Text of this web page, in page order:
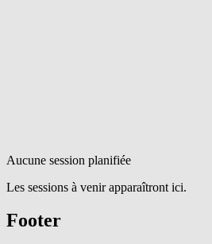
Aucune session planifiée
Les sessions à venir apparaîtront ici.
Footer